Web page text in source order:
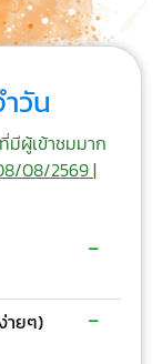
วัน
มีผู้เข้าชมมาก
08/2569 |
-
ายๆ) -